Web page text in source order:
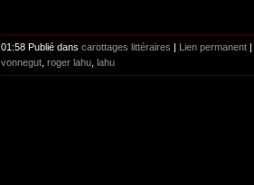
01:58 Publié dans carottages littéraires Lien permanent
vonnegut roger lahu lahu